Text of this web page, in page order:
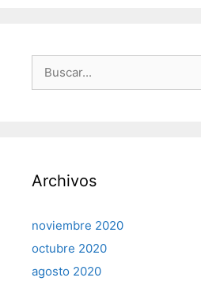
Archivos
noviembre 2020
octubre 2020
agosto 2020